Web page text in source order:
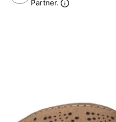
Partner.